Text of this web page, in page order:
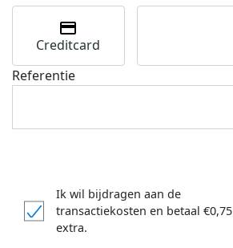
Donateurs bedankt
Creditcard
Referentie
Ik wil bijdragen aan de
transactiekosten en betaal €0,75
extra.